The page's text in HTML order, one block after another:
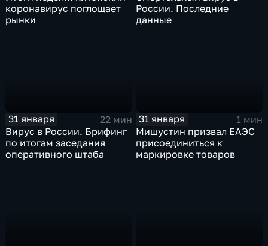
коронавирус поглощает
рынки
России. Последние
данные
31 января
22 мин
Вирус в России. Брифинг
по итогам заседания
оперативного штаба
31 января
1 мин
Мишустин призвал ЕАЭС
присоединиться к
маркировке товаров